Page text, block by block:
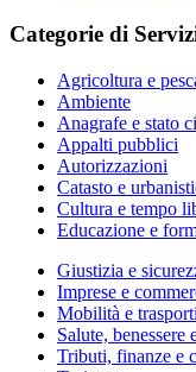
Categorie di
Agricoltura e
Ambiente
Anagrafe e stato
Appalti pubblici
Autorizzazioni
Catasto e
Cultura e tempo
Educazione e
Giustizia e
Imprese e
Mobilità e trasporti
Salute, benessere
Tributi, finanze e